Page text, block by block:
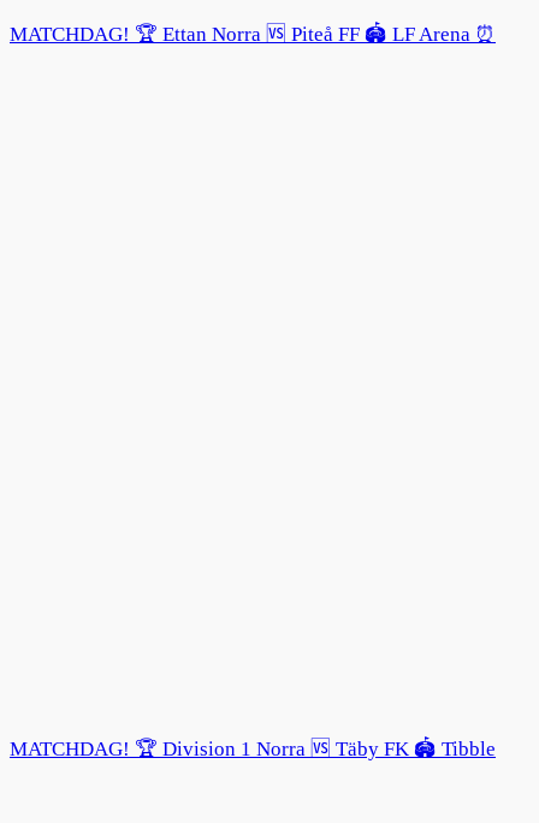
MATCHDAG! 🏆 Ettan Norra 🆚 Piteå FF 🏟️ LF Arena ⏰
MATCHDAG! 🏆 Division 1 Norra 🆚 Täby FK 🏟️ Tibble